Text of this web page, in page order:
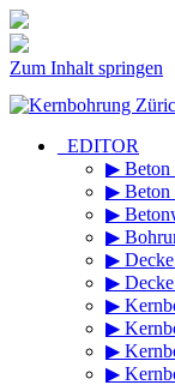
Zum Inhalt springen
_EDITOR
▶ Beton
▶ Beton
▶
▶
▶ Decke
▶ Decke
▶
▶
▶
▶